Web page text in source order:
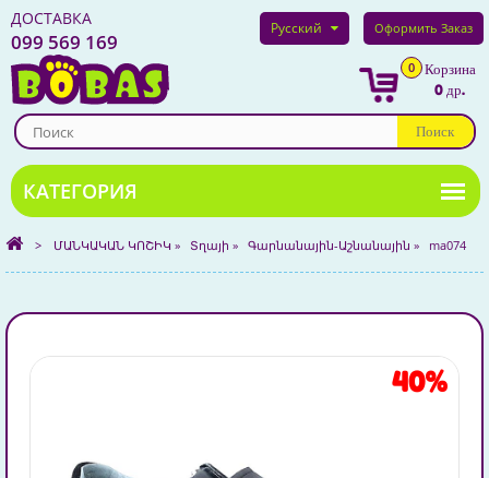
ДОСТАВКА
099 569 169
Русский Оформить Заказ
Поиск
0
Корзина
0 др.
> ՄԱՆԿԱԿԱՆ ԿՈՇԻԿ » Տղայի » Գարնանային-Աշնանային » ma074
40%